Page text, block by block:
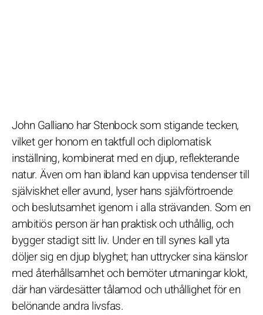
John Galliano har Stenbock som stigande tecken,
vilket ger honom en taktfull och diplomatisk
inställning, kombinerat med en djup, reflekterande
natur. Även om han ibland kan uppvisa tendenser till
själviskhet eller avund, lyser hans självförtroende
och beslutsamhet igenom i alla strävanden. Som en
ambitiös person är han praktisk och uthållig, och
bygger stadigt sitt liv. Under en till synes kall yta
döljer sig en djup blyghet; han uttrycker sina känslor
med återhållsamhet och bemöter utmaningar klokt,
där han värdesätter tålamod och uthållighet för en
belönande andra livsfas.